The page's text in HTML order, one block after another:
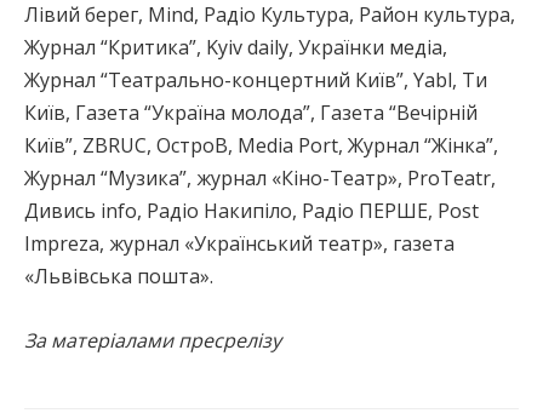
Лівий берег, Mind, Радіо Культура, Район культура,
Журнал “Критика”, Kyiv daily, Українки медіа,
Журнал “Театрально-концертний Київ”, Yabl, Ти
Київ, Газета “Україна молода”, Газета “Вечірній
Київ”, ZBRUC, ОстроВ, Media Port, Журнал “Жінка”,
Журнал “Музика”, журнал «Кіно-Театр», ProTeatr,
Дивись info, Радіо Накипіло, Радіо ПЕРШЕ, Post
Impreza, журнал «Український театр», газета
«Львівська пошта».
За матеріалами пресрелізу